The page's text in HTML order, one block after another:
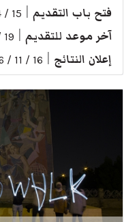
فتح باب التقديم 15 / 4 / 2026
آخر موعد للتقديم 19 / 6 / 2026
إعلان النتائج 16 / 11 / 2026